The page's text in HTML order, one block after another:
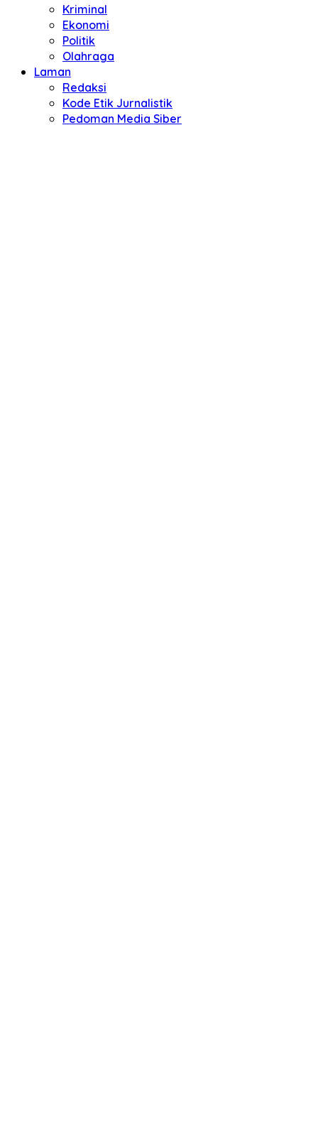
Kriminal
Ekonomi
Politik
Olahraga
Laman
Redaksi
Kode Etik Jurnalistik
Pedoman Media Siber